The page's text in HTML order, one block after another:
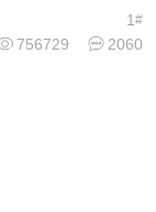
1#
756729
2060